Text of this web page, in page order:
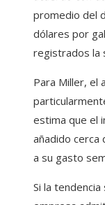
promedio del
dólares por
registrados la
Para Miller, el
estima que el
añadido cerca
a su gasto
Si la